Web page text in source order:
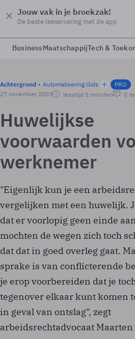
Jouw vak in je broekzak!
De beste leeservaring met de app
BusinessMaatschappijTech &
Achtergrond Automatisering Gids
PRO
27 november 2003
leestijd 5 minuten 0
Huwelijkse
voorwaarden
werknemer
"Eigenlijk kun je een
vergelijken met een huwelijk.
dat er voorlopig geen einde
mochten de wegen zich toch
dat dat in goed overleg gaat.
sprake is van conflicterende
je erop voorbereiden dat je
tegenover elkaar kunt komen
in geval van ontslag", zegt
arbeidsrechtadvocaat